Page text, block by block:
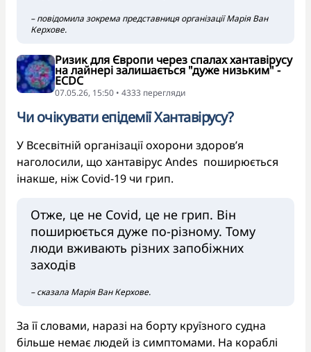
– повідомила зокрема представниця організації Марія Ван
Керхове.
Ризик для Європи через спалах хантавірусу
на лайнері залишається "дуже низьким" -
ECDC
07.05.26, 15:50 • 4333 перегляди
Чи очікувати епідемії Хантавірусу?
У Всесвітній організації охорони здоров’я
наголосили, що хантавірус Andes поширюється
інакше, ніж Covid-19 чи грип.
Отже, це не Covid, це не грип. Він
поширюється дуже по-різному. Тому
люди вживають різних запобіжних
заходів
– сказала Марія Ван Керхове.
За її словами, наразі на борту круїзного судна
більше немає людей із симптомами. На кораблі